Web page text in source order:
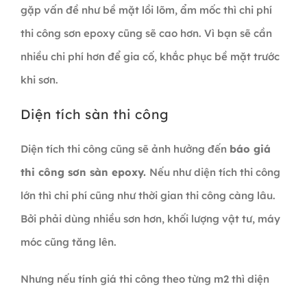
gặp vấn đề như bề mặt lồi lõm, ẩm mốc thì chi phí
thi công sơn epoxy cũng sẽ cao hơn. Vì bạn sẽ cần
nhiều chi phí hơn để gia cố, khắc phục bề mặt trước
khi sơn.
Diện tích sàn thi công
Diện tích thi công cũng sẽ ảnh hưởng đến báo giá
thi công sơn sàn epoxy. Nếu như diện tích thi công
lớn thì chi phí cũng như thời gian thi công càng lâu.
Bởi phải dùng nhiều sơn hơn, khối lượng vật tư, máy
móc cũng tăng lên.
Nhưng nếu tính giá thi công theo từng m2 thì diện